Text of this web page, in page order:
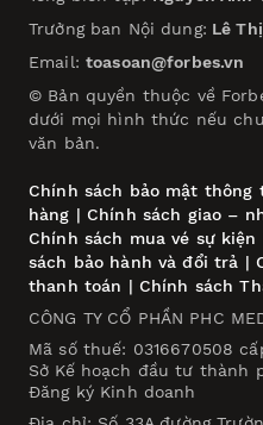
Trưởng ban Nội dung: Lê
Email: toasoan@forbes.vn
© Bản quyền thuộc về
dưới mọi hình thức nếu
văn bản.
Chính sách bảo mật thông
hàng | Chính sách giao –
Chính sách mua vé sự kiện
sách bảo hành và đổi trả |
thanh toán | Chính sách
CÔNG TY CỔ PHẦN PHC
Mã số thuế: 0316670508
Sở Kế hoạch đầu tư thành
Đăng ký Kinh doanh